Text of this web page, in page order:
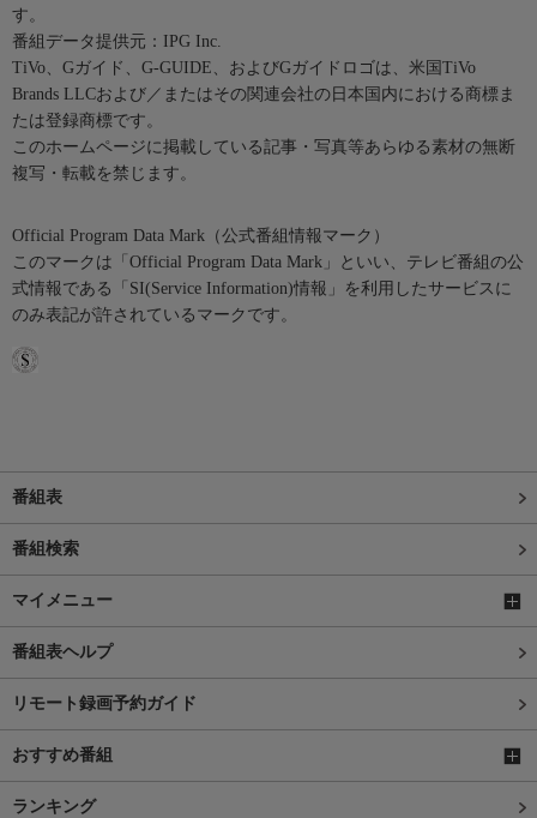
す。
番組データ提供元：IPG Inc.
TiVo、Gガイド、G-GUIDE、およびGガイドロゴは、米国TiVo
Brands LLCおよび／またはその関連会社の日本国内における商標ま
たは登録商標です。
このホームページに掲載している記事・写真等あらゆる素材の無断
複写・転載を禁じます。
Official Program Data Mark（公式番組情報マーク）
このマークは「Official Program Data Mark」といい、テレビ番組の公
式情報である「SI(Service Information)情報」を利用したサービスに
のみ表記が許されているマークです。
番組表
番組検索
マイメニュー
番組表ヘルプ
リモート録画予約ガイド
おすすめ番組
ランキング